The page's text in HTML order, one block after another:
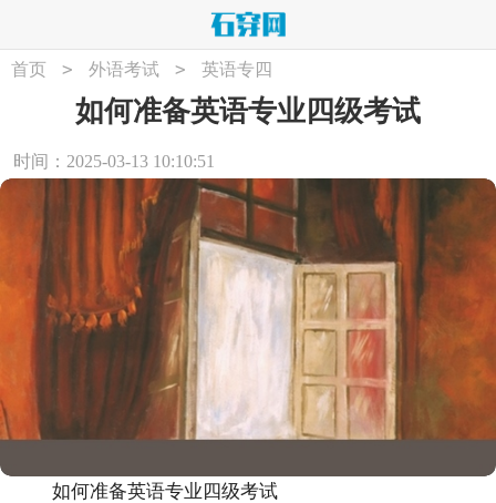
首页 > 外语考试 > 英语专四
如何准备英语专业四级考试
时间：2025-03-13 10:10:51
如何准备英语专业四级考试